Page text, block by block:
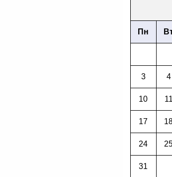
Пн
3 4
10
17
24
31